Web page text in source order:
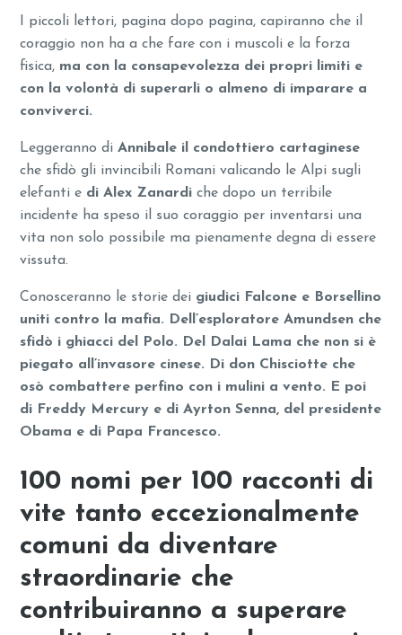
I piccoli lettori, pagina dopo pagina, capiranno che il
coraggio non ha a che fare con i muscoli e la forza
fisica, ma con la consapevolezza dei propri limiti e
con la volontà di superarli o almeno di imparare a
conviverci.
Leggeranno diAnnibale il condottiero cartaginese
che sfidò gli invincibili Romani valicando le Alpi sugli
elefanti e di Alex Zanardi che dopo un terribile
incidente ha speso il suo coraggio per inventarsi una
vita non solo possibile ma pienamente degna di essere
vissuta.
Conosceranno le storie dei giudici Falcone e Borsellino
uniti contro la mafia. Dell’esploratore Amundsen che
sfidò i ghiacci del Polo. Del Dalai Lama che non si è
piegato all’invasore cinese. Di don Chisciotte che
osò combattere perfino con i mulini a vento. E poi
di Freddy Mercury e di Ayrton Senna, del presidente
Obama e di Papa Francesco.
100 nomi per 100 racconti di
vite tanto eccezionalmente
comuni da diventare
straordinarie che
contribuiranno a superare